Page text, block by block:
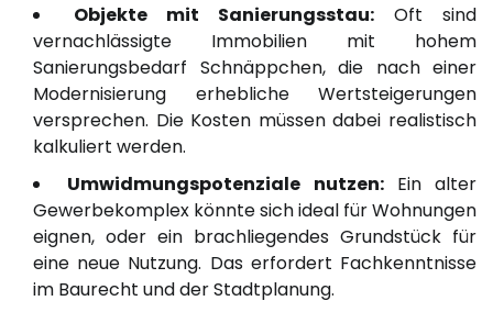
Objekte mit Sanierungsstau: Oft sind
vernachlässigte Immobilien mit hohem
Sanierungsbedarf Schnäppchen, die nach einer
Modernisierung erhebliche Wertsteigerungen
versprechen. Die Kosten müssen dabei realistisch
kalkuliert werden.
Umwidmungspotenziale nutzen:Ein alter
Gewerbekomplex könnte sich ideal für Wohnungen
eignen, oder ein brachliegendes Grundstück für
eine neue Nutzung. Das erfordert Fachkenntnisse
im Baurecht und der Stadtplanung.